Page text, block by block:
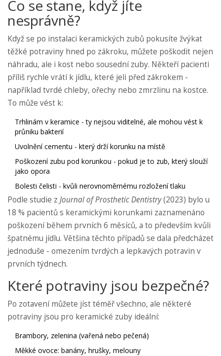
Co se stane, když jíte
nesprávně?
Když se po instalaci keramických zubů pokusíte žvýkat
těžké potraviny hned po zákroku, můžete poškodit nejen
náhradu, ale i kost nebo sousední zuby. Někteří pacienti
příliš rychle vrátí k jídlu, které jeli před zákrokem -
například tvrdé chleby, ořechy nebo zmrzlinu na kostce.
To může vést k:
Trhlinám v keramice - ty nejsou viditelné, ale mohou vést k
průniku bakterií
Uvolnění cementu - který drží korunku na místě
Poškození zubu pod korunkou - pokud je to zub, který slouží
jako opora
Bolesti čelisti - kvůli nerovnoměrnému rozložení tlaku
Podle studie z Journal of Prosthetic Dentistry(2023) bylo u
18 % pacientů s keramickými korunkami zaznamenáno
poškození během prvních 6 měsíců, a to především kvůli
špatnému jídlu. Většina těchto případů se dala předcházet
jednoduše - omezením tvrdých a lepkavých potravin v
prvních týdnech.
Které potraviny jsou bezpečné?
Po zotavení můžete jíst téměř všechno, ale některé
potraviny jsou pro keramické zuby ideální:
Brambory, zelenina (vařená nebo pečená)
Měkké ovoce: banány, hrušky, melouny